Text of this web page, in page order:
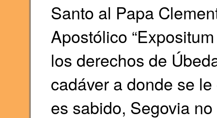
Santo al Papa
Apostólico
los derechos de
cadáver a donde se
es sabido, Segovia